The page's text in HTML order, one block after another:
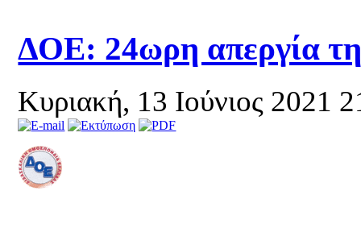
ΔΟΕ: 24ωρη απεργία
Κυριακή, 13 Ιούνιος 2021